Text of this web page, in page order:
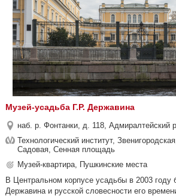
Музей-усадьба Г.Р. Державина
наб. р. Фонтанки, д. 118, Адмиралтейский
Технологический институт,
Садовая, Сенная площадь
Музей-квартира, Пушкинские места
В Центральном корпусе усадьбы в 2003 году
Державина и русской словесности его